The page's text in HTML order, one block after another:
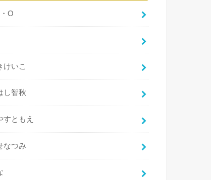
O
けいこ
し智秋
すともえ
なつみ